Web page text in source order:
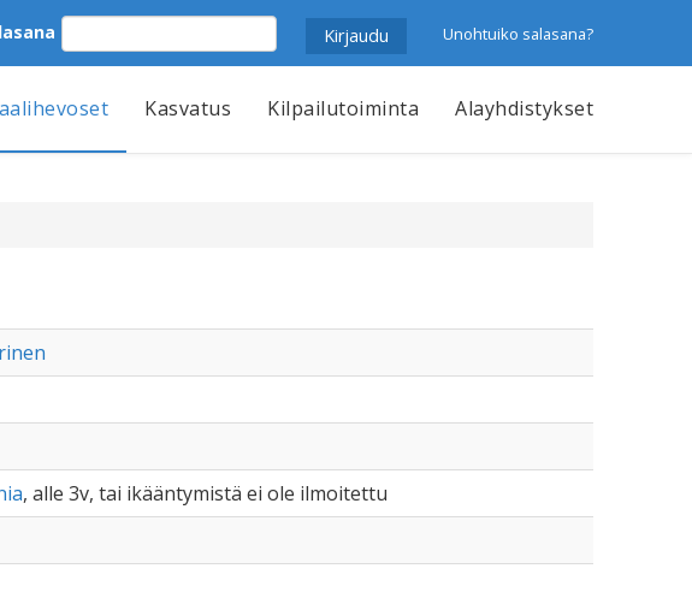
Unohtuiko salasana?
Kasvatus Kilpailutoiminta Alayhdistykset
, alle 3v, tai ikääntymistä ei ole ilmoitettu